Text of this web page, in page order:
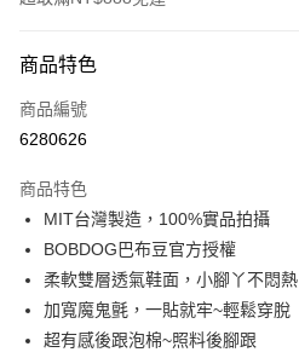
信用卡一次付款
超商取貨付款
Apple Pay
街口支付
悠遊付
全盈+PAY
商品特色
商品編號
6280626
商品特色
MIT台灣製造，100%實品拍攝
BOBDOG巴布豆官方授權
柔軟雙層透氣鞋面，小腳丫不悶熱
加寬魔鬼氈，一貼就牢~輕鬆穿脫
超有感後跟泡棉~照料後腳跟